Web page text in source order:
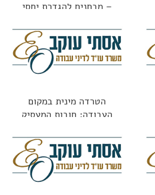
– מבחנים להגדרת יחסי
הטרדה מינית במקום
העבודה: חובות המעסיק